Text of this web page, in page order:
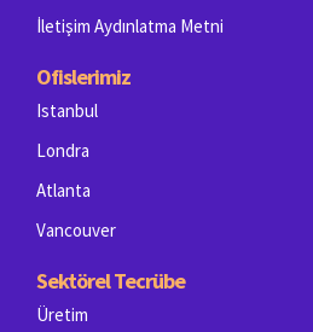
İletişim Aydınlatma Metni
Ofislerimiz
Istanbul
Londra
Atlanta
Vancouver
Sektörel Tecrübe
Üretim